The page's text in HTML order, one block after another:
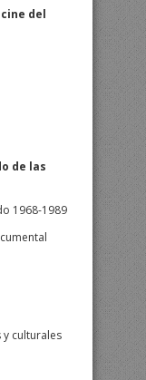
del
de las
1968-1989
culturales